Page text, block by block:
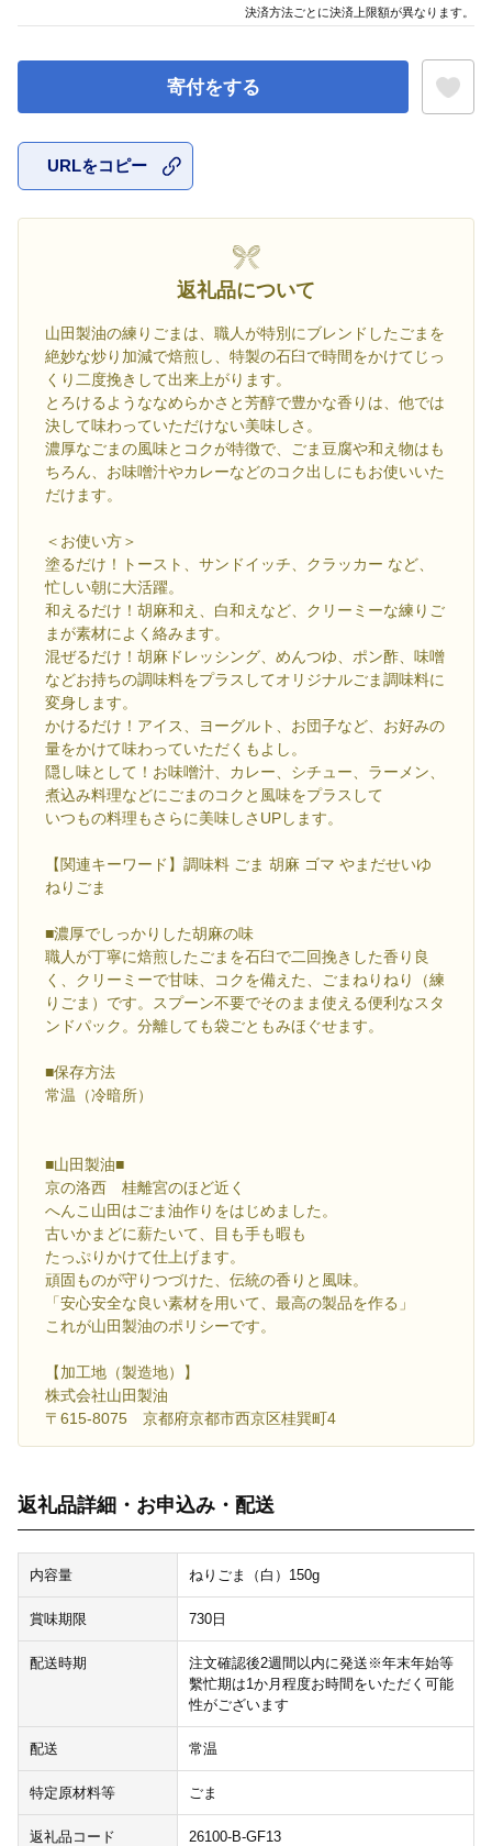
寄付をする
URLをコピー
返礼品について
山田製油の練りごまは、職人が特別にブレンドしたごまを
絶妙な炒り加減で焙煎し、特製の石臼で時間をかけてじっ
くり二度挽きして出来上がります。
とろけるようななめらかさと芳醇で豊かな香りは、他では
決して味わっていただけない美味しさ。
濃厚なごまの風味とコクが特徴で、ごま豆腐や和え物はも
ちろん、お味噌汁やカレーなどのコク出しにもお使いいた
だけます。
＜お使い方＞
塗るだけ！トースト、サンドイッチ、クラッカー など、
忙しい朝に大活躍。
和えるだけ！胡麻和え、白和えなど、クリーミーな練りご
まが素材によく絡みます。
混ぜるだけ！胡麻ドレッシング、めんつゆ、ポン酢、味噌
などお持ちの調味料をプラスしてオリジナルごま調味料に
変身します。
かけるだけ！アイス、ヨーグルト、お団子など、お好みの
量をかけて味わっていただくもよし。
隠し味として！お味噌汁、カレー、シチュー、ラーメン、
煮込み料理などにごまのコクと風味をプラスして
いつもの料理もさらに美味しさUPします。
【関連キーワード】調味料 ごま 胡麻 ゴマ やまだせいゆ
ねりごま
■濃厚でしっかりした胡麻の味
職人が丁寧に焙煎したごまを石臼で二回挽きした香り良
く、クリーミーで甘味、コクを備えた、ごまねりねり（練
りごま）です。スプーン不要でそのまま使える便利なスタ
ンドパック。分離しても袋ごともみほぐせます。
■保存方法
常温（冷暗所）
■山田製油■
京の洛西 桂離宮のほど近く
へんこ山田はごま油作りをはじめました。
古いかまどに薪たいて、目も手も暇も
たっぷりかけて仕上げます。
頑固ものが守りつづけた、伝統の香りと風味。
「安心安全な良い素材を用いて、最高の製品を作る」
これが山田製油のポリシーです。
【加工地（製造地）】
株式会社山田製油
〒615-8075 京都府京都市西京区桂巽町4
返礼品詳細・お申込み・配送
内容量 ねりごま（白）150g
賞味期限 730日
配送時期
注文確認後2週間以内に発送※年末年始等
繫忙期は1か月程度お時間をいただく可能
性がございます
配送 常温
特定原材料等 ごま
返礼品コード 26100-B-GF13
決済方法ごとに決済上限額が異なります。